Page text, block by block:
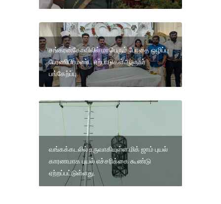
சங்கரன்கோவிலில் மாபெரும் போதை ஒழிப்பு
பேரணிபிரமண்ட ஏற்பாடுகள்ஆளுநர்
பங்கேற்ப்பு.
வங்கக்கடலில் உருவாகியுள்ள மிக் ஜாம் புயல்
காரணமாக புயல் எச்சரிக்கை கூண்டு
ஏற்றப்பட்டுள்ளது‌‌.